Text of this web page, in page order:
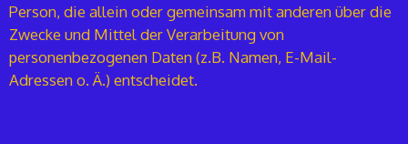
Person, die allein oder gemeinsam mit anderen über die
Zwecke und Mittel der Verarbeitung von
personenbezogenen Daten (z.B. Namen, E-Mail-
Adressen o. Ä.) entscheidet.